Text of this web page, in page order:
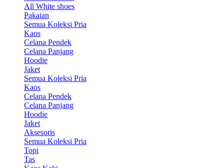
All White shoes
Pakaian
Semua Koleksi Pria
Kaos
Celana Pendek
Celana Panjang
Hoodie
Jaket
Semua Koleksi Pria
Kaos
Celana Pendek
Celana Panjang
Hoodie
Jaket
Aksesoris
Semua Koleksi Pria
Topi
Tas